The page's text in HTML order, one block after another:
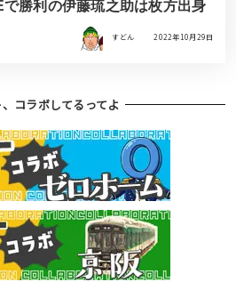
勝利の伊藤琉之助は枚方出身
すどん 2022年10月29日
コラボしてるってよ